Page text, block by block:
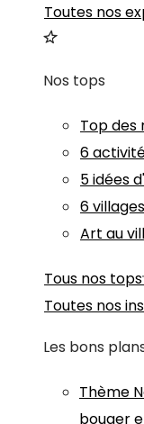
Toutes nos
Nos tops
Top des
6
5 idées
6
Art au
Tous nos tops
Toutes nos
Les bons
Thème
bouger